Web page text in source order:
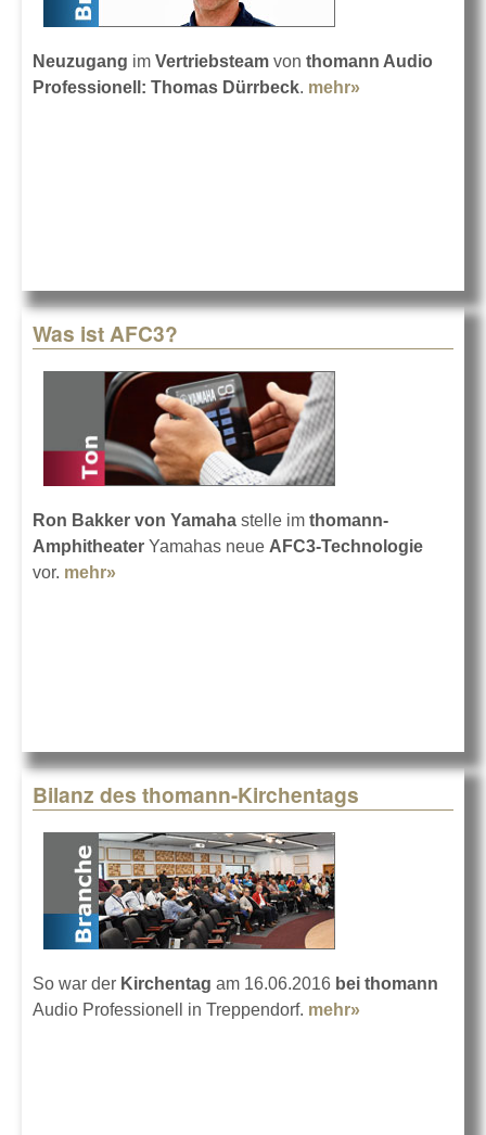
Neuzugang im Vertriebsteam von thomann Audio
Professionell: Thomas Dürrbeck. mehr»
Was ist AFC3?
Ron Bakker von Yamaha stelle im thomann-
Amphitheater Yamahas neue AFC3-Technologie
vor. mehr»
Bilanz des thomann-Kirchentags
So war der Kirchentag am 16.06.2016 bei thomann
Audio Professionell in Treppendorf. mehr»